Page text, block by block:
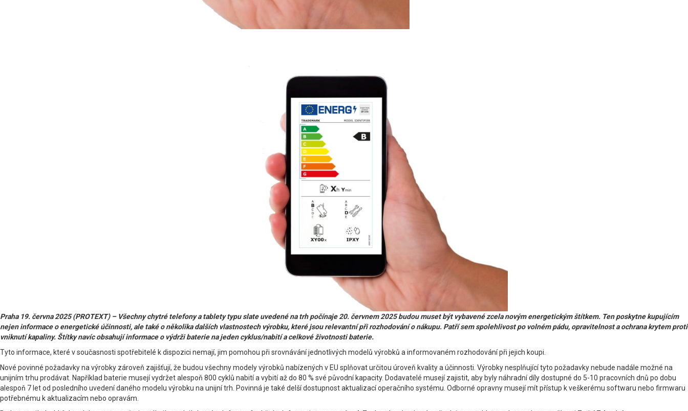
Praha 19. června 2025 (PROTEXT) – Všechny chytré telefony a tablety typu slate uvedené na trh počínaje 20. červnem 2025 budou muset být vybavené zcela novým energetickým štítkem. Ten poskytne kupujícím
nejen informace o energetické účinnosti, ale také o několika dalších vlastnostech výrobku, které jsou relevantní při rozhodování o nákupu. Patří sem spolehlivost po volném pádu, opravitelnost a ochrana krytem proti
vniknutí kapaliny. Štítky navíc obsahují informace o výdrži baterie na jeden cyklus/nabití a celkové životnosti baterie.
Tyto informace, které v současnosti spotřebitelé k dispozici nemají, jim pomohou při srovnávání jednotlivých modelů výrobků a informovaném rozhodování při jejich koupi.
Nové povinné požadavky na výrobky zároveň zajišťují, že budou všechny modely výrobků nabízených v EU splňovat určitou úroveň kvality a účinnosti. Výrobky nesplňující tyto požadavky nebude nadále možné na
unijním trhu prodávat. Například baterie musejí vydržet alespoň 800 cyklů nabití a vybití až do 80 % své původní kapacity. Dodavatelé musejí zajistit, aby byly náhradní díly dostupné do 5-10 pracovních dnů po dobu
alespoň 7 let od posledního uvedení daného modelu výrobku na unijní trh. Povinná je také delší dostupnost aktualizací operačního systému. Odborné opravny musejí mít přístup k veškerému softwaru nebo firmwaru
potřebnému k aktualizacím nebo opravám.